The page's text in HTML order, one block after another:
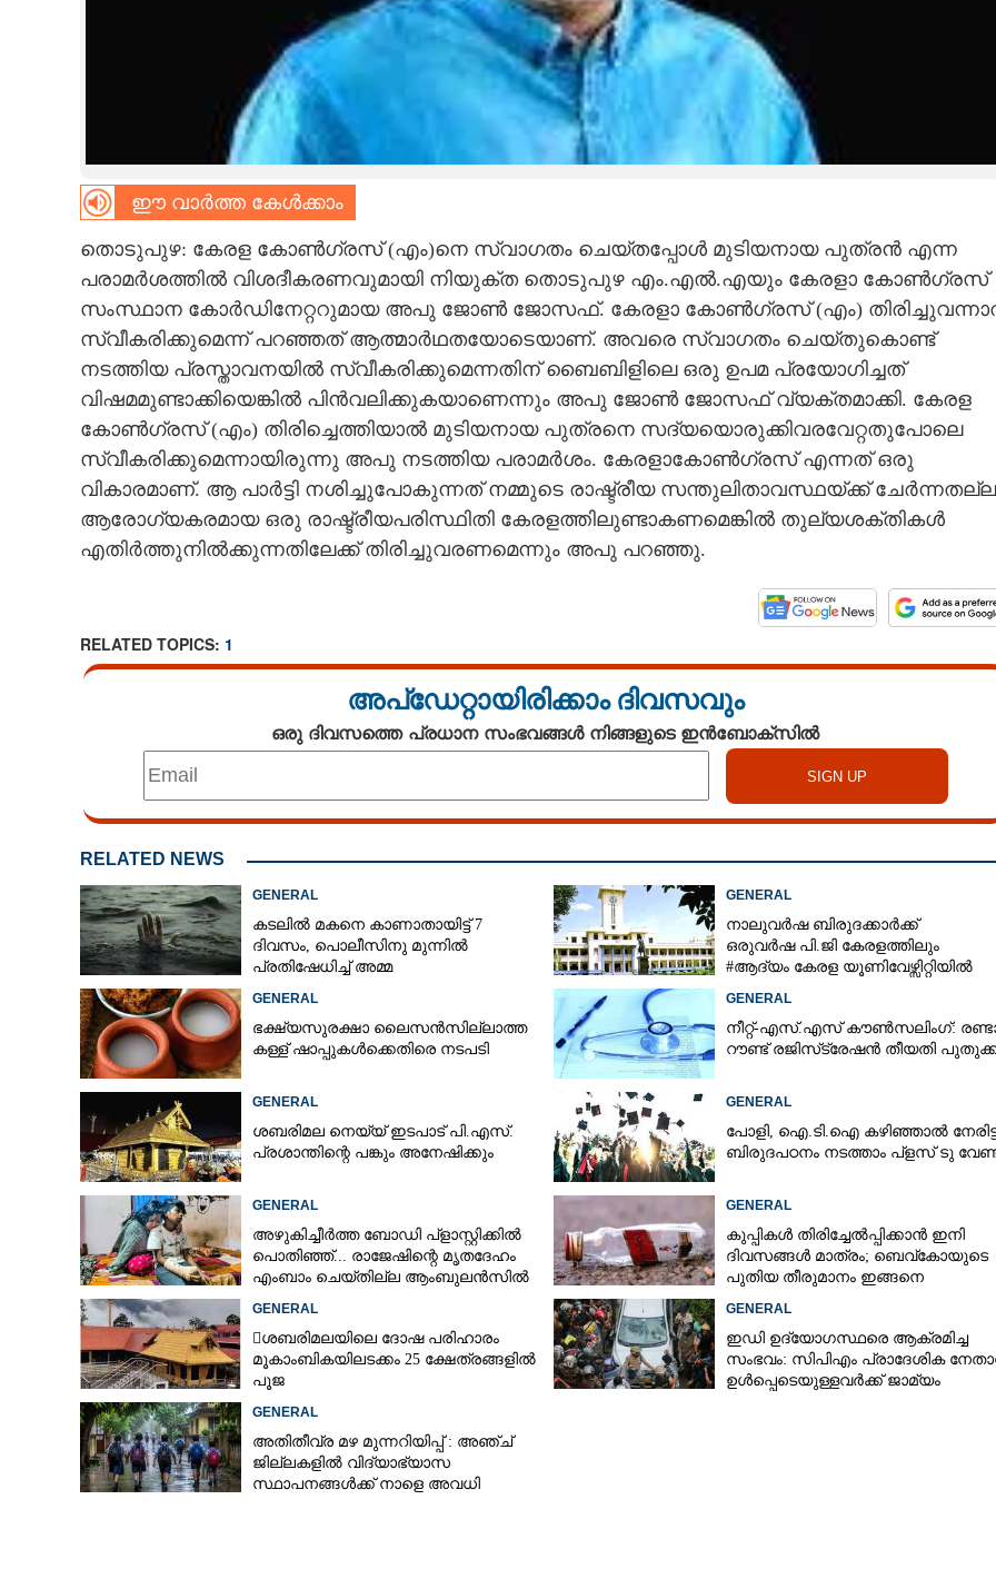
CARTOONS
CONTACT US
ഈ വാർത്ത കേൾക്കാം
തൊടുപുഴ: കേരള കോൺഗ്രസ് (എം)നെ സ്വാഗതം ചെയ്തപ്പോൾ മുടിയനായ പുത്രൻ എന്ന
പരാമർശത്തിൽ വിശദീകരണവുമായി നിയുക്ത തൊടുപുഴ എം.എൽ.എയും കേരളാ കോൺഗ്രസ്
സംസ്ഥാന കോർഡിനേറ്ററുമായ അപു ജോൺ ജോസഫ്. കേരളാ കോൺഗ്രസ് (എം)
സ്വീകരിക്കുമെന്ന് പറഞ്ഞത് ആത്മാർഥതയോടെയാണ്. അവരെ സ്വാഗതം ചെയ്തുകൊണ്ട്
നടത്തിയ പ്രസ്താവനയിൽ സ്വീകരിക്കുമെന്നതിന് ബൈബിളിലെ ഒരു ഉപമ പ്രയോഗിച്ചത്
വിഷമമുണ്ടാക്കിയെങ്കിൽ പിൻവലിക്കുകയാണെന്നും അപു ജോൺ ജോസഫ് വ്യക്തമാക്കി. കേരള
കോൺഗ്രസ് (എം) തിരിച്ചെത്തിയാൽ മുടിയനായ പുത്രനെ സദ്യയൊരുക്കിവരവേറ്റതുപോലെ
സ്വീകരിക്കുമെന്നായിരുന്നു അപു നടത്തിയ പരാമർശം. കേരളാകോൺഗ്രസ് എന്നത് ഒരു
വികാരമാണ്. ആ പാർട്ടി നശിച്ചുപോകുന്നത് നമ്മുടെ രാഷ്ട്രീയ സന്തുലിതാവസ്ഥയ്ക്ക്
ആരോഗ്യകരമായ ഒരു രാഷ്ട്രീയപരിസ്ഥിതി കേരളത്തിലുണ്ടാകണമെങ്കിൽ തുല്യശക്തികൾ
എതിർത്തുനിൽക്കുന്നതിലേക്ക് തിരിച്ചുവരണമെന്നും അപു പറഞ്ഞു.
RELATED TOPICS: 1
അപ്ഡേറ്റായിരിക്കാം ദിവസവും
ഒരു ദിവസത്തെ പ്രധാന സംഭവങ്ങൾ നിങ്ങളുടെ ഇൻബോക്സിൽ
RELATED NEWS
GENERAL
കടലിൽ മകനെ കാണാതായിട്ട് 7
ദിവസം, പൊലീസിനു മുന്നിൽ
പ്രതിഷേധിച്ച് അമ്മ
GENERAL
നാലുവർഷ ബിരുദക്കാർക്ക്
ഒരുവർഷ പി.ജി കേരളത്തിലും
#ആദ്യം കേരള യൂണിവേഴ്സിറ്റിയിൽ
GENERAL
ഭക്ഷ്യസുരക്ഷാ ലൈസൻസില്ലാത്ത
കള്ള് ഷാപ്പുകൾക്കെതിരെ നടപടി
GENERAL
നീറ്റ്-എസ്.എസ് കൗൺസലിംഗ്:
റൗണ്ട് രജിസ്‌ട്രേഷൻ തീയതി
GENERAL
ശബരിമല നെയ്യ് ഇടപാട് പി.എസ്.
പ്രശാന്തിന്റെ പങ്കും അനേഷിക്കും
GENERAL
പോളി, ഐ.ടി.ഐ കഴിഞ്ഞാൽ
ബിരുദപഠനം നടത്താം പ്ളസ് ടു
GENERAL
അഴുകിച്ചീർത്ത ബോഡി പ്ളാസ്റ്റിക്കിൽ
പൊതിഞ്ഞ്... രാജേഷിന്റെ മൃതദേഹം
എംബാം ചെയ്തില്ല ആംബുലൻസിൽ
GENERAL
കുപ്പികൾ തിരിച്ചേൽപ്പിക്കാൻ ഇനി
ദിവസങ്ങൾ മാത്രം; ബെവ്‌കോയുടെ
പുതിയ തീരുമാനം ഇങ്ങനെ
GENERAL
ശബരിമലയിലെ ദോഷ പരിഹാരം
മൂകാംബികയിലടക്കം 25 ക്ഷേത്രങ്ങളിൽ
പൂജ
GENERAL
ഇഡി ഉദ്യോഗസ്ഥരെ ആക്രമിച്ച
സംഭവം: സിപിഎം പ്രാദേശിക
ഉൾപ്പെടെയുള്ളവർക്ക് ജാമ്യം
GENERAL
അതിതീവ്ര മഴ മുന്നറിയിപ്പ് : അഞ്ച്
ജില്ലകളിൽ വിദ്യാഭ്യാസ
സ്ഥാപനങ്ങൾക്ക് നാളെ അവധി